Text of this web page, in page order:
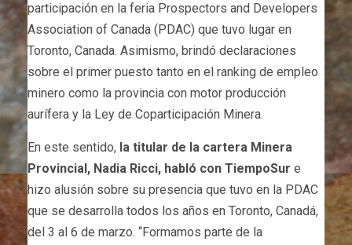
participación en la feria Prospectors and Developers
Association of Canada (PDAC) que tuvo lugar en
Toronto, Canada. Asimismo, brindó declaraciones
sobre el primer puesto tanto en el ranking de empleo
minero como la provincia con motor producción
aurífera y la Ley de Coparticipación Minera.
En este sentido, la titular de la cartera Minera
Provincial, Nadia Ricci, habló con TiempoSur e
hizo alusión sobre su presencia que tuvo en la PDAC
que se desarrolla todos los años en Toronto, Canadá,
del 3 al 6 de marzo. “Formamos parte de la